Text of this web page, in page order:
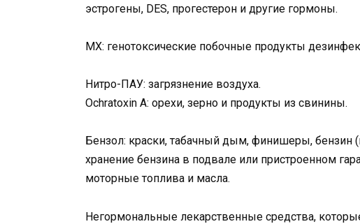
эстрогены, DES, прогестерон и другие гормоны.
MX: генотоксические побочные продукты
Нитро-ПАУ: загрязнение воздуха.
Ochratoxin A: орехи, зерно и продукты из свинины.
Бензол: краски, табачный дым, финишеры, бензин
хранение бензина в подвале или пристроенном
моторные топлива и масла.
Негормональные лекарственные средства,